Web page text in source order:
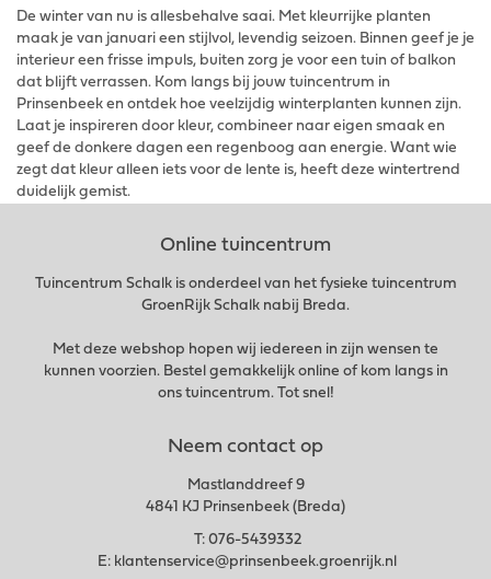
De winter van nu is allesbehalve saai. Met kleurrijke planten
maak je van januari een stijlvol, levendig seizoen. Binnen geef je je
interieur een frisse impuls, buiten zorg je voor een tuin of balkon
dat blijft verrassen. Kom langs bij jouw tuincentrum in
Prinsenbeek en ontdek hoe veelzijdig winterplanten kunnen zijn.
Laat je inspireren door kleur, combineer naar eigen smaak en
geef de donkere dagen een regenboog aan energie. Want wie
zegt dat kleur alleen iets voor de lente is, heeft deze wintertrend
duidelijk gemist.
Online tuincentrum
Tuincentrum Schalk is onderdeel van het fysieke tuincentrum
GroenRijk Schalk nabij Breda.
Met deze webshop hopen wij iedereen in zijn wensen te
kunnen voorzien. Bestel gemakkelijk online of kom langs in
ons tuincentrum. Tot snel!
Neem contact op
Mastlanddreef 9
4841 KJ Prinsenbeek (Breda)
T: 076-5439332
E: klantenservice@prinsenbeek.groenrijk.nl